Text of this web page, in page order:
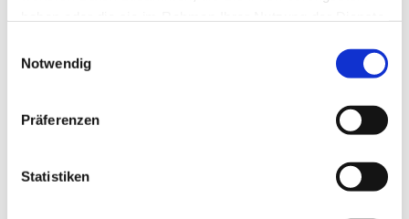
Notwendig
Präferenzen
Statistiken